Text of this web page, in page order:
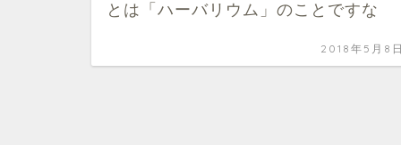
とは「ハーバリウム」のことですな
2018年5月8